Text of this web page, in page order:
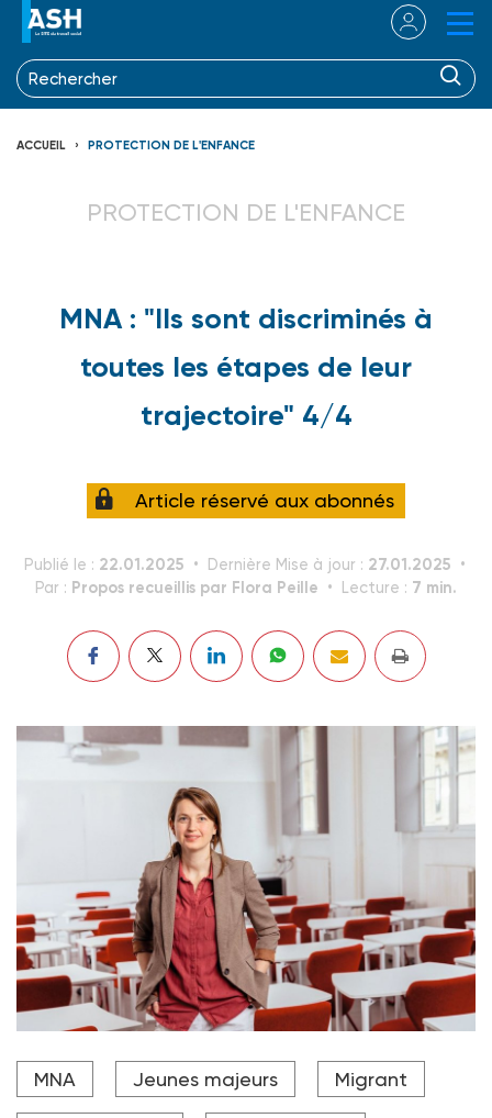
ACCUEIL PROTECTION DE L'ENFANCE
PROTECTION DE L'ENFANCE
MNA : "Ils sont discriminés à
toutes les étapes de leur
trajectoire" 4/4
Article réservé aux abonnés
Publié le : 22.01.2025 Dernière Mise à jour : 27.01.2025
Par : Propos recueillis par Flora Peille Lecture : 7 min.
Noémie Paté est sociologue à l'institut catholique de
Paris, spécialiste des migrations juvéniles, des droits de
MNA Jeunes majeurs Migrant